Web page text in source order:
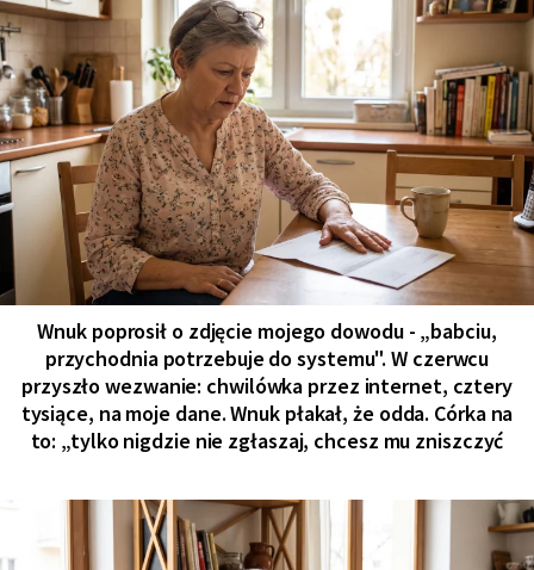
Wnuk poprosił o zdjęcie mojego dowodu - „babciu,
przychodnia potrzebuje do systemu". W czerwcu
przyszło wezwanie: chwilówka przez internet, cztery
tysiące, na moje dane. Wnuk płakał, że odda. Córka na
to: „tylko nigdzie nie zgłaszaj, chcesz mu zniszczyć